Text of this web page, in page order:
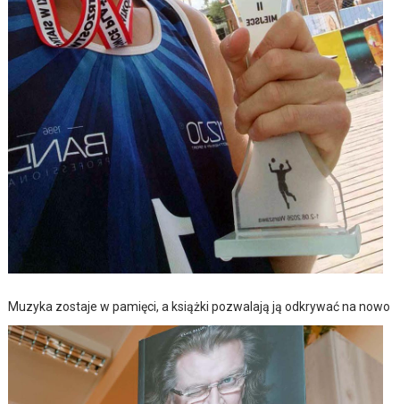
Muzyka zostaje w pamięci, a książki pozwalają ją odkrywać na nowo